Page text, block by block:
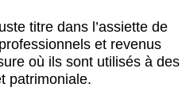
titre dans l’assiette de
et revenus
où ils sont utilisés à des
patrimoniale.